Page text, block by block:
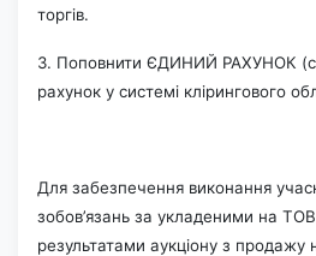
торгів.
3. Поповнити ЄДИНИЙ РАХУНОК
рахунок у системі клірингового
Для забезпечення виконання
зобов’язань за укладеними на
результатами аукціону з продажу